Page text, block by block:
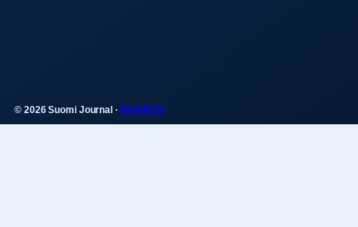
© 2026 Suomi Journal · WorldRSS